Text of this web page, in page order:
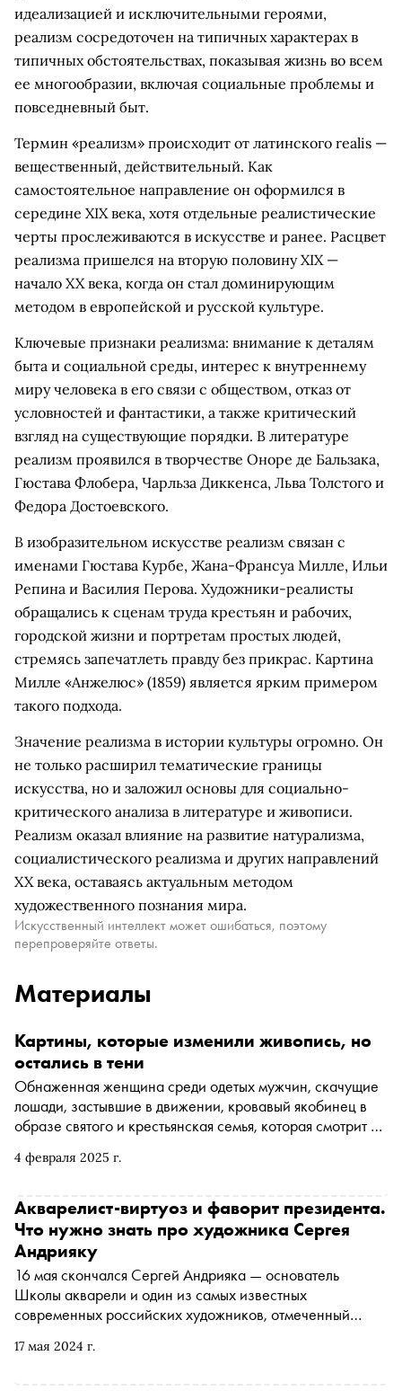
идеализацией и исключительными героями,
реализм сосредоточен на типичных характерах в
типичных обстоятельствах, показывая жизнь во всем
ее многообразии, включая социальные проблемы и
повседневный быт.
Термин «реализм» происходит от латинского realis —
вещественный, действительный. Как
самостоятельное направление он оформился в
середине XIX века, хотя отдельные реалистические
черты прослеживаются в искусстве и ранее. Расцвет
реализма пришелся на вторую половину XIX —
начало XX века, когда он стал доминирующим
методом в европейской и русской культуре.
Ключевые признаки реализма: внимание к деталям
быта и социальной среды, интерес к внутреннему
миру человека в его связи с обществом, отказ от
условностей и фантастики, а также критический
взгляд на существующие порядки. В литературе
реализм проявился в творчестве Оноре де Бальзака,
Гюстава Флобера, Чарльза Диккенса, Льва Толстого и
Федора Достоевского.
В изобразительном искусстве реализм связан с
именами Гюстава Курбе, Жана-Франсуа Милле, Ильи
Репина и Василия Перова. Художники-реалисты
обращались к сценам труда крестьян и рабочих,
городской жизни и портретам простых людей,
стремясь запечатлеть правду без прикрас. Картина
Милле «Анжелюс» (1859) является ярким примером
такого подхода.
Значение реализма в истории культуры огромно. Он
не только расширил тематические границы
искусства, но и заложил основы для социально-
критического анализа в литературе и живописи.
Реализм оказал влияние на развитие натурализма,
социалистического реализма и других направлений
XX века, оставаясь актуальным методом
художественного познания мира.
Искусственный интеллект может ошибаться, поэтому
перепроверяйте ответы.
Материалы
4 февраля 2025 г.
Картины, которые изменили живопись, но
остались в тени
Обнаженная женщина среди одетых мужчин, скачущие
лошади, застывшие в движении, кровавый якобинец в
образе святого и крестьянская семья, которая смотрит на
ребенка. Ксения Альтенталлер, культуролог и
выбрала по просьбе «Сноба» четыре неочевидные
картины, которые повлияли на искусство
17 мая 2024 г.
Акварелист-виртуоз и фаворит президента.
Что нужно знать про художника Сергея
Андрияку
16 мая скончался Сергей Андрияка — основатель
Школы акварели и один из самых известных
современных российских художников, отмеченный
искусствоведа Полины Павлович о том, что он успел